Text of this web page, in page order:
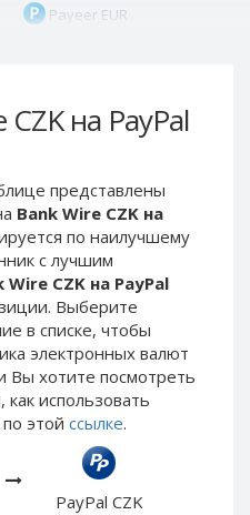
на PayPal
представлены
Bank Wire CZK на
по наилучшему
с лучшим
Wire CZK на PayPal
Выберите
в списке, чтобы
электронных валют
Вы хотите посмотреть
использовать
этой ссылке.
PayPal CZK
Payeer EUR
Payeer Tether ERC20
(USDT)
ЮMoney RUB
ЮMoney KZT
PayPal USD
PayPal EUR
PayPal GBP
PayPal CAD
PayPal AUD
PayPal RUB
PayPal CZK